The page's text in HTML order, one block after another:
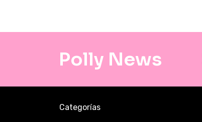
Polly News
Categorías